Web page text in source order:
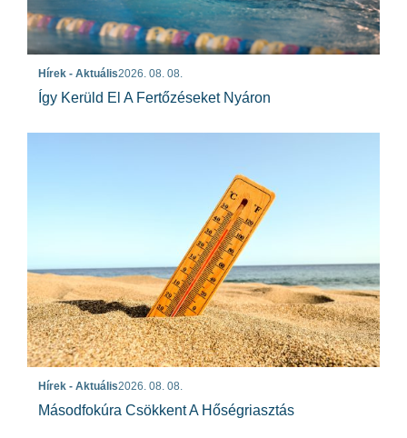
Hírek - Aktuális2026. 08. 08.
Így Kerüld El A Fertőzéseket Nyáron
Hírek - Aktuális2026. 08. 08.
Másodfokúra Csökkent A Hőségriasztás